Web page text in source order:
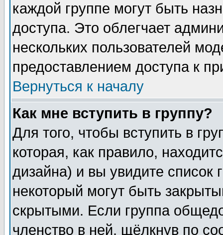
каждой группе могут быть
доступа. Это облегчает
нескольких пользователей
предоставлением доступа к
Вернуться к началу
Как мне вступить в группу?
Для того, чтобы вступить в
которая, как правило,
дизайна) и вы увидите список
некоторый могут быть
скрытыми. Если группа
членство в ней, щёлкнув по